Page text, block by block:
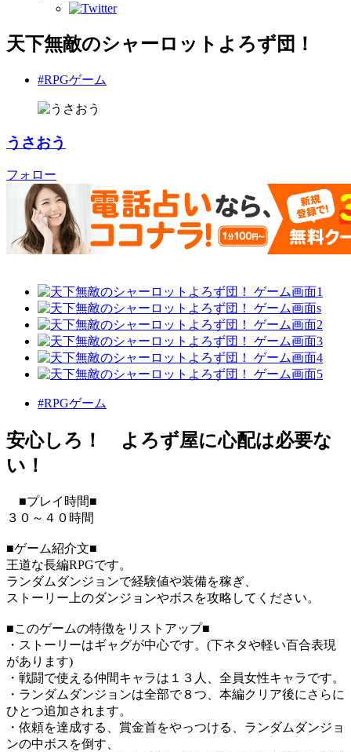
天下無敵のシャーロットよろず団！
#RPGゲーム
うさおう
フォロー
#RPGゲーム
安心しろ！ よろず屋に心配は必要な
い！
■プレイ時間■
３０～４０時間
■ゲーム紹介文■
王道な長編RPGです。
ランダムダンジョンで経験値や装備を稼ぎ、
ストーリー上のダンジョンやボスを攻略してください。
■このゲームの特徴をリストアップ■
・ストーリーはギャグが中心です。(下ネタや軽い百合表現
があります)
・戦闘で使える仲間キャラは１３人、全員女性キャラです。
・ランダムダンジョンは全部で８つ、本編クリア後にさらに
ひとつ追加されます。
・依頼を達成する、賞金首をやっつける、ランダムダンジョ
ンの中ボスを倒す、